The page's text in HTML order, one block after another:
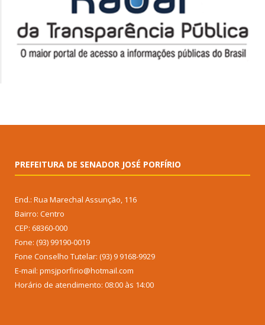
PREFEITURA DE SENADOR JOSÉ PORFÍRIO
End.: Rua Marechal Assunção, 116
Bairro: Centro
CEP: 68360-000
Fone: (93) 99190-0019
Fone Conselho Tutelar: (93) 9 9168-9929
E-mail: pmsjporfirio@hotmail.com
Horário de atendimento: 08:00 às 14:00